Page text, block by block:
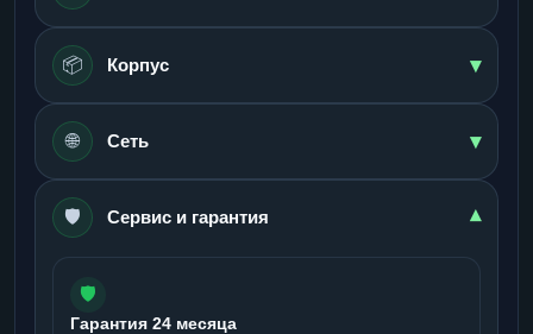
📦 Корпус ▾
🌐 Сеть ▾
🛡️ Сервис и гарантия ▾
🛡️
Гарантия 24 месяца